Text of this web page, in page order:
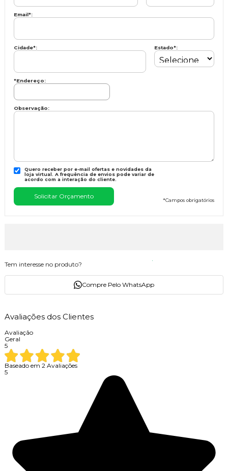
Email*:
Cidade*: Estado*:
*Endereço:
Observação:
Quero receber por e-mail ofertas e novidades da
loja virtual. A frequência de envios pode variar de
acordo com a interação do cliente.
*Campos obrigatórios
Tem interesse no produto?
Compre Pelo WhatsApp
Avaliações dos Clientes
Avaliação
Geral
5
Baseado em 2 Avaliações
5